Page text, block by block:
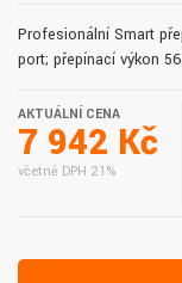
Profesionální Smart
port; přepínací výkon
AKTUÁLNÍ CENA
7 942 Kč
včetně DPH 21%